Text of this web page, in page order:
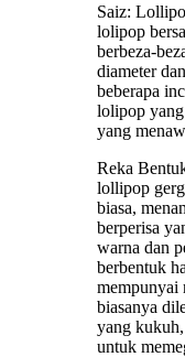
Saiz:
lolipop
berbeza-
diameter
beberapa
lolipop
yang
Reka
lollipop
biasa,
berperisa
warna dan
berbentuk
mempunyai
biasanya
yang
untuk